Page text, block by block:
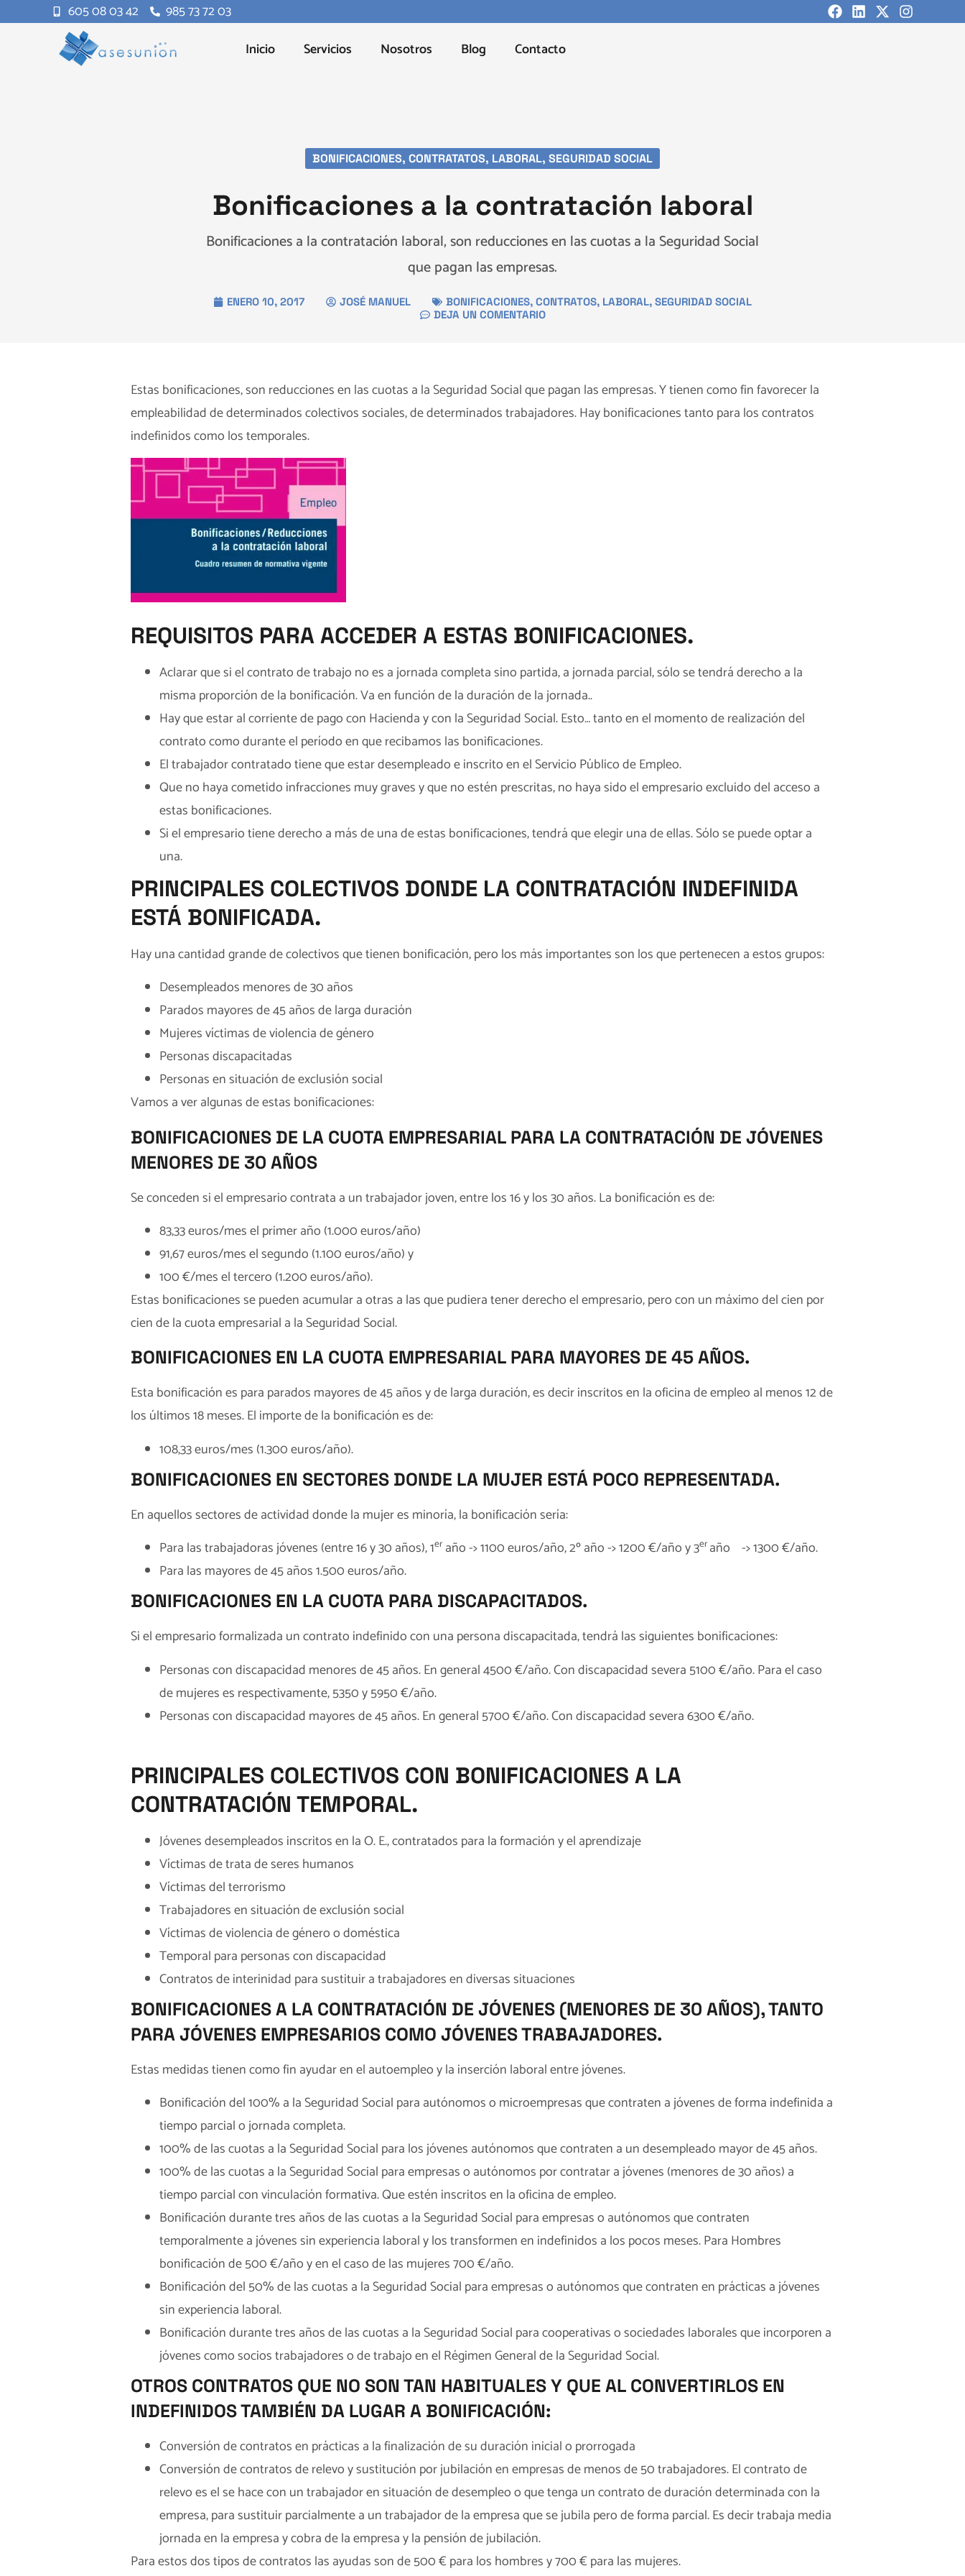
605 08 03 42
985 73 72 03
Inicio
Servicios Nosotros Blog Contacto
BONIFICACIONES, CONTRATATOS, LABORAL, SEGURIDAD SOCIAL
Bonificaciones a la contratación laboral
Bonificaciones a la contratación laboral, son reducciones en las cuotas a la Seguridad Social
que pagan las empresas.
ENERO 10, 2017 JOSÉ MANUEL BONIFICACIONES, CONTRATOS, LABORAL, SEGURIDAD SOCIAL
DEJA UN COMENTARIO
Estas bonificaciones, son reducciones en las cuotas a la Seguridad Social que pagan las empresas. Y tienen como fin favorecer la
empleabilidad de determinados colectivos sociales, de determinados trabajadores. Hay bonificaciones tanto para los contratos
indefinidos como los temporales.
REQUISITOS PARA ACCEDER A ESTAS BONIFICACIONES.
Aclarar que si el contrato de trabajo no es a jornada completa sino partida, a jornada parcial, sólo se tendrá derecho a la
misma proporción de la bonificación. Va en función de la duración de la jornada..
Hay que estar al corriente de pago con Hacienda y con la Seguridad Social. Esto… tanto en el momento de realización del
contrato como durante el período en que recibamos las bonificaciones.
El trabajador contratado tiene que estar desempleado e inscrito en el Servicio Público de Empleo.
Que no haya cometido infracciones muy graves y que no estén prescritas, no haya sido el empresario excluido del acceso a
estas bonificaciones.
Si el empresario tiene derecho a más de una de estas bonificaciones, tendrá que elegir una de ellas. Sólo se puede optar a
una.
PRINCIPALES COLECTIVOS DONDE LA CONTRATACIÓN INDEFINIDA
ESTÁ BONIFICADA.
Hay una cantidad grande de colectivos que tienen bonificación, pero los más importantes son los que pertenecen a estos grupos:
Desempleados menores de 30 años
Parados mayores de 45 años de larga duración
Mujeres víctimas de violencia de género
Personas discapacitadas
Personas en situación de exclusión social
Vamos a ver algunas de estas bonificaciones:
BONIFICACIONES DE LA CUOTA EMPRESARIAL PARA LA CONTRATACIÓN DE JÓVENES
MENORES DE 30 AÑOS
Se conceden si el empresario contrata a un trabajador joven, entre los 16 y los 30 años. La bonificación es de:
83,33 euros/mes el primer año (1.000 euros/año)
91,67 euros/mes el segundo (1.100 euros/año) y
100 €/mes el tercero (1.200 euros/año).
Estas bonificaciones se pueden acumular a otras a las que pudiera tener derecho el empresario, pero con un máximo del cien por
cien de la cuota empresarial a la Seguridad Social.
BONIFICACIONES EN LA CUOTA EMPRESARIAL PARA MAYORES DE 45 AÑOS.
Esta bonificación es para parados mayores de 45 años y de larga duración, es decir inscritos en la oficina de empleo al menos 12 de
los últimos 18 meses. El importe de la bonificación es de:
108,33 euros/mes (1.300 euros/año).
BONIFICACIONES EN SECTORES DONDE LA MUJER ESTÁ POCO REPRESENTADA.
En aquellos sectores de actividad donde la mujer es minoría, la bonificación sería:
Para las trabajadoras jóvenes (entre 16 y 30 años), 1er año -> 1100 euros/año, 2º año -> 1200 €/año y 3eraño -> 1300 €/año.
Para las mayores de 45 años 1.500 euros/año.
BONIFICACIONES EN LA CUOTA PARA DISCAPACITADOS.
Si el empresario formalizada un contrato indefinido con una persona discapacitada, tendrá las siguientes bonificaciones:
Personas con discapacidad menores de 45 años. En general 4500 €/año. Con discapacidad severa 5100 €/año. Para el caso
de mujeres es respectivamente, 5350 y 5950 €/año.
Personas con discapacidad mayores de 45 años. En general 5700 €/año. Con discapacidad severa 6300 €/año.
PRINCIPALES COLECTIVOS CON BONIFICACIONES A LA
CONTRATACIÓN TEMPORAL.
Jóvenes desempleados inscritos en la O. E., contratados para la formación y el aprendizaje
Víctimas de trata de seres humanos
Víctimas del terrorismo
Trabajadores en situación de exclusión social
Víctimas de violencia de género o doméstica
Temporal para personas con discapacidad
Contratos de interinidad para sustituir a trabajadores en diversas situaciones
BONIFICACIONES A LA CONTRATACIÓN DE JÓVENES (MENORES DE 30 AÑOS), TANTO
PARA JÓVENES EMPRESARIOS COMO JÓVENES TRABAJADORES.
Estas medidas tienen como fin ayudar en el autoempleo y la inserción laboral entre jóvenes.
Bonificación del 100% a la Seguridad Social para autónomos o microempresas que contraten a jóvenes de forma indefinida a
tiempo parcial o jornada completa.
100% de las cuotas a la Seguridad Social para los jóvenes autónomos que contraten a un desempleado mayor de 45 años.
100% de las cuotas a la Seguridad Social para empresas o autónomos por contratar a jóvenes (menores de 30 años) a
tiempo parcial con vinculación formativa. Que estén inscritos en la oficina de empleo.
Bonificación durante tres años de las cuotas a la Seguridad Social para empresas o autónomos que contraten
temporalmente a jóvenes sin experiencia laboral y los transformen en indefinidos a los pocos meses. Para Hombres
bonificación de 500 €/año y en el caso de las mujeres 700 €/año.
Bonificación del 50% de las cuotas a la Seguridad Social para empresas o autónomos que contraten en prácticas a jóvenes
sin experiencia laboral.
Bonificación durante tres años de las cuotas a la Seguridad Social para cooperativas o sociedades laborales que incorporen a
jóvenes como socios trabajadores o de trabajo en el Régimen General de la Seguridad Social.
OTROS CONTRATOS QUE NO SON TAN HABITUALES Y QUE AL CONVERTIRLOS EN
INDEFINIDOS TAMBIÉN DA LUGAR A BONIFICACIÓN:
Conversión de contratos en prácticas a la finalización de su duración inicial o prorrogada
Conversión de contratos de relevo y sustitución por jubilación en empresas de menos de 50 trabajadores. El contrato de
relevo es el se hace con un trabajador en situación de desempleo o que tenga un contrato de duración determinada con la
empresa, para sustituir parcialmente a un trabajador de la empresa que se jubila pero de forma parcial. Es decir trabaja media
jornada en la empresa y cobra de la empresa y la pensión de jubilación.
Para estos dos tipos de contratos las ayudas son de 500 € para los hombres y 700 € para las mujeres.